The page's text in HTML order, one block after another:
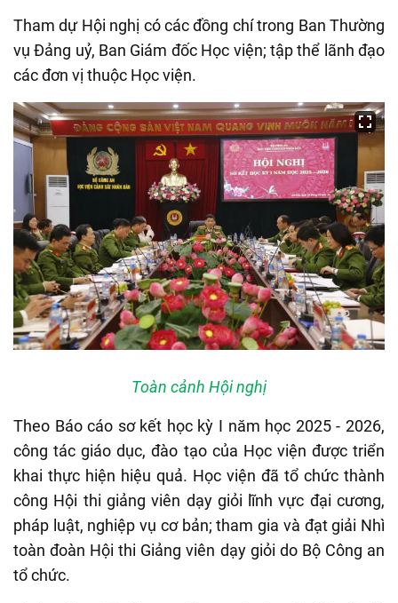
Tham dự Hội nghị có các đồng chí trong Ban Thường
vụ Đảng uỷ, Ban Giám đốc Học viện; tập thể lãnh đạo
các đơn vị thuộc Học viện.
Toàn cảnh Hội nghị
Theo Báo cáo sơ kết học kỳ I năm học 2025 - 2026,
công tác giáo dục, đào tạo của Học viện được triển
khai thực hiện hiệu quả. Học viện đã tổ chức thành
công Hội thi giảng viên dạy giỏi lĩnh vực đại cương,
pháp luật, nghiệp vụ cơ bản; tham gia và đạt giải Nhì
toàn đoàn Hội thi Giảng viên dạy giỏi do Bộ Công an
tổ chức.